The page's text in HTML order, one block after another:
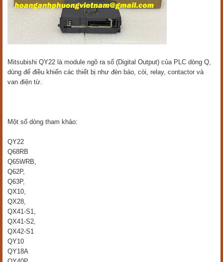
Mitsubishi QY22 là module ngõ ra số (Digital Output) của PLC dòng Q,
dùng để điều khiển các thiết bị như đèn báo, còi, relay, contactor và
van điện từ.
Một số dòng tham khảo:
QY22
Q68RB
Q65WRB,
Q62P,
Q63P,
QX10,
QX28,
QX41-S1,
QX41-S2,
QX42-S1
QY10
QY18A